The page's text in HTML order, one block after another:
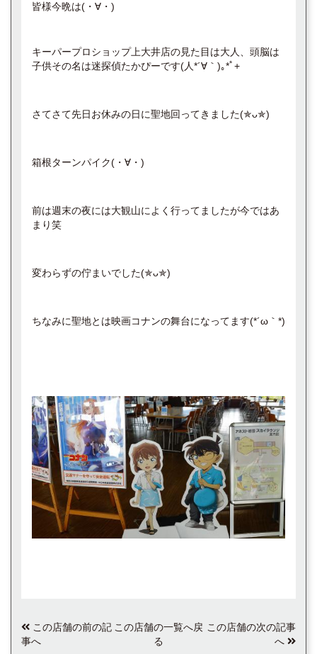
皆様今晩は(⁠・⁠∀⁠・⁠)
キーパープロショップ上大井店の見た目は大人、頭脳は
子供その名は迷探偵たかぴーです(⁠人⁠*⁠´⁠∀⁠｀⁠)⁠｡⁠*ﾟ⁠+
さてさて先日お休みの日に聖地回ってきました(⁠✯⁠ᴗ⁠✯⁠)
箱根ターンパイク(⁠・⁠∀⁠・⁠)
前は週末の夜には大観山によく行ってましたが今ではあ
まり笑
変わらずの佇まいでした(⁠✯⁠ᴗ⁠✯⁠)
ちなみに聖地とは映画コナンの舞台になってます(⁠*⁠´⁠ω⁠｀⁠*⁠)
この店舗の前の記
事へ
この店舗の一覧へ戻
る
この店舗の次の記事
へ